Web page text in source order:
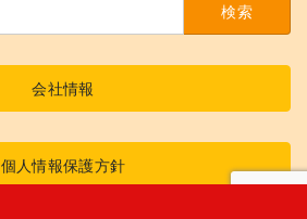
会社情報
個人情報保護方針